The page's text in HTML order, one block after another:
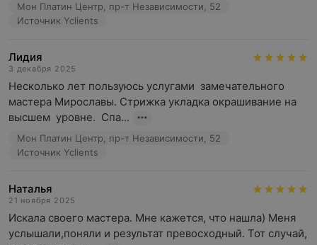
Мон Платин Центр, пр-т Независимости, 52
Источник Yclients
Лидия
3 декабря 2025
Несколько лет пользуюсь услугами  замечательного
мастера Мирославы. Стрижка укладка окрашивание на
высшем  уровне.  Спа...
Мон Платин Центр, пр-т Независимости, 52
Источник Yclients
Наталья
21 ноября 2025
Искала своего мастера. Мне кажется, что нашла) Меня
услышали,поняли и результат превосходный. Тот случай,